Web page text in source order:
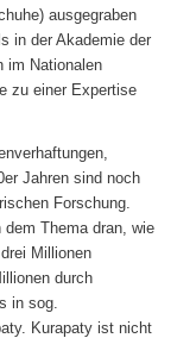
ausgegraben
in der Akademie der
im Nationalen
zu einer Expertise
Jahren sind noch
Forschung.
Thema dran, wie
Millionen
durch
in sog.
Kurapaty ist nicht